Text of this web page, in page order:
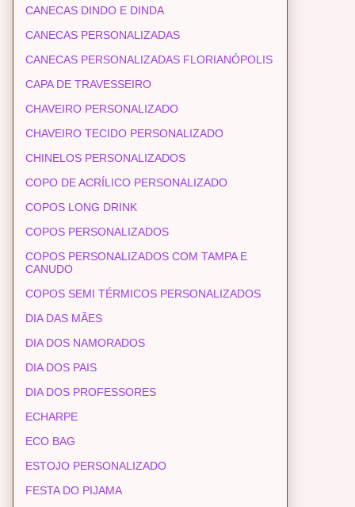
CANECAS DINDO E DINDA
CANECAS PERSONALIZADAS
CANECAS PERSONALIZADAS FLORIANÓPOLIS
CAPA DE TRAVESSEIRO
CHAVEIRO PERSONALIZADO
CHAVEIRO TECIDO PERSONALIZADO
CHINELOS PERSONALIZADOS
COPO DE ACRÍLICO PERSONALIZADO
COPOS LONG DRINK
COPOS PERSONALIZADOS
COPOS PERSONALIZADOS COM TAMPA E
CANUDO
COPOS SEMI TÉRMICOS PERSONALIZADOS
DIA DAS MÃES
DIA DOS NAMORADOS
DIA DOS PAIS
DIA DOS PROFESSORES
ECHARPE
ECO BAG
ESTOJO PERSONALIZADO
FESTA DO PIJAMA